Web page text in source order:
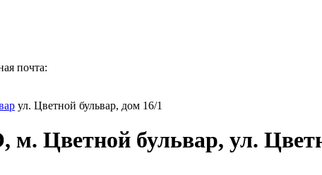
почта:
ул. Цветной бульвар, дом 16/1
Цветной бульвар, ул.